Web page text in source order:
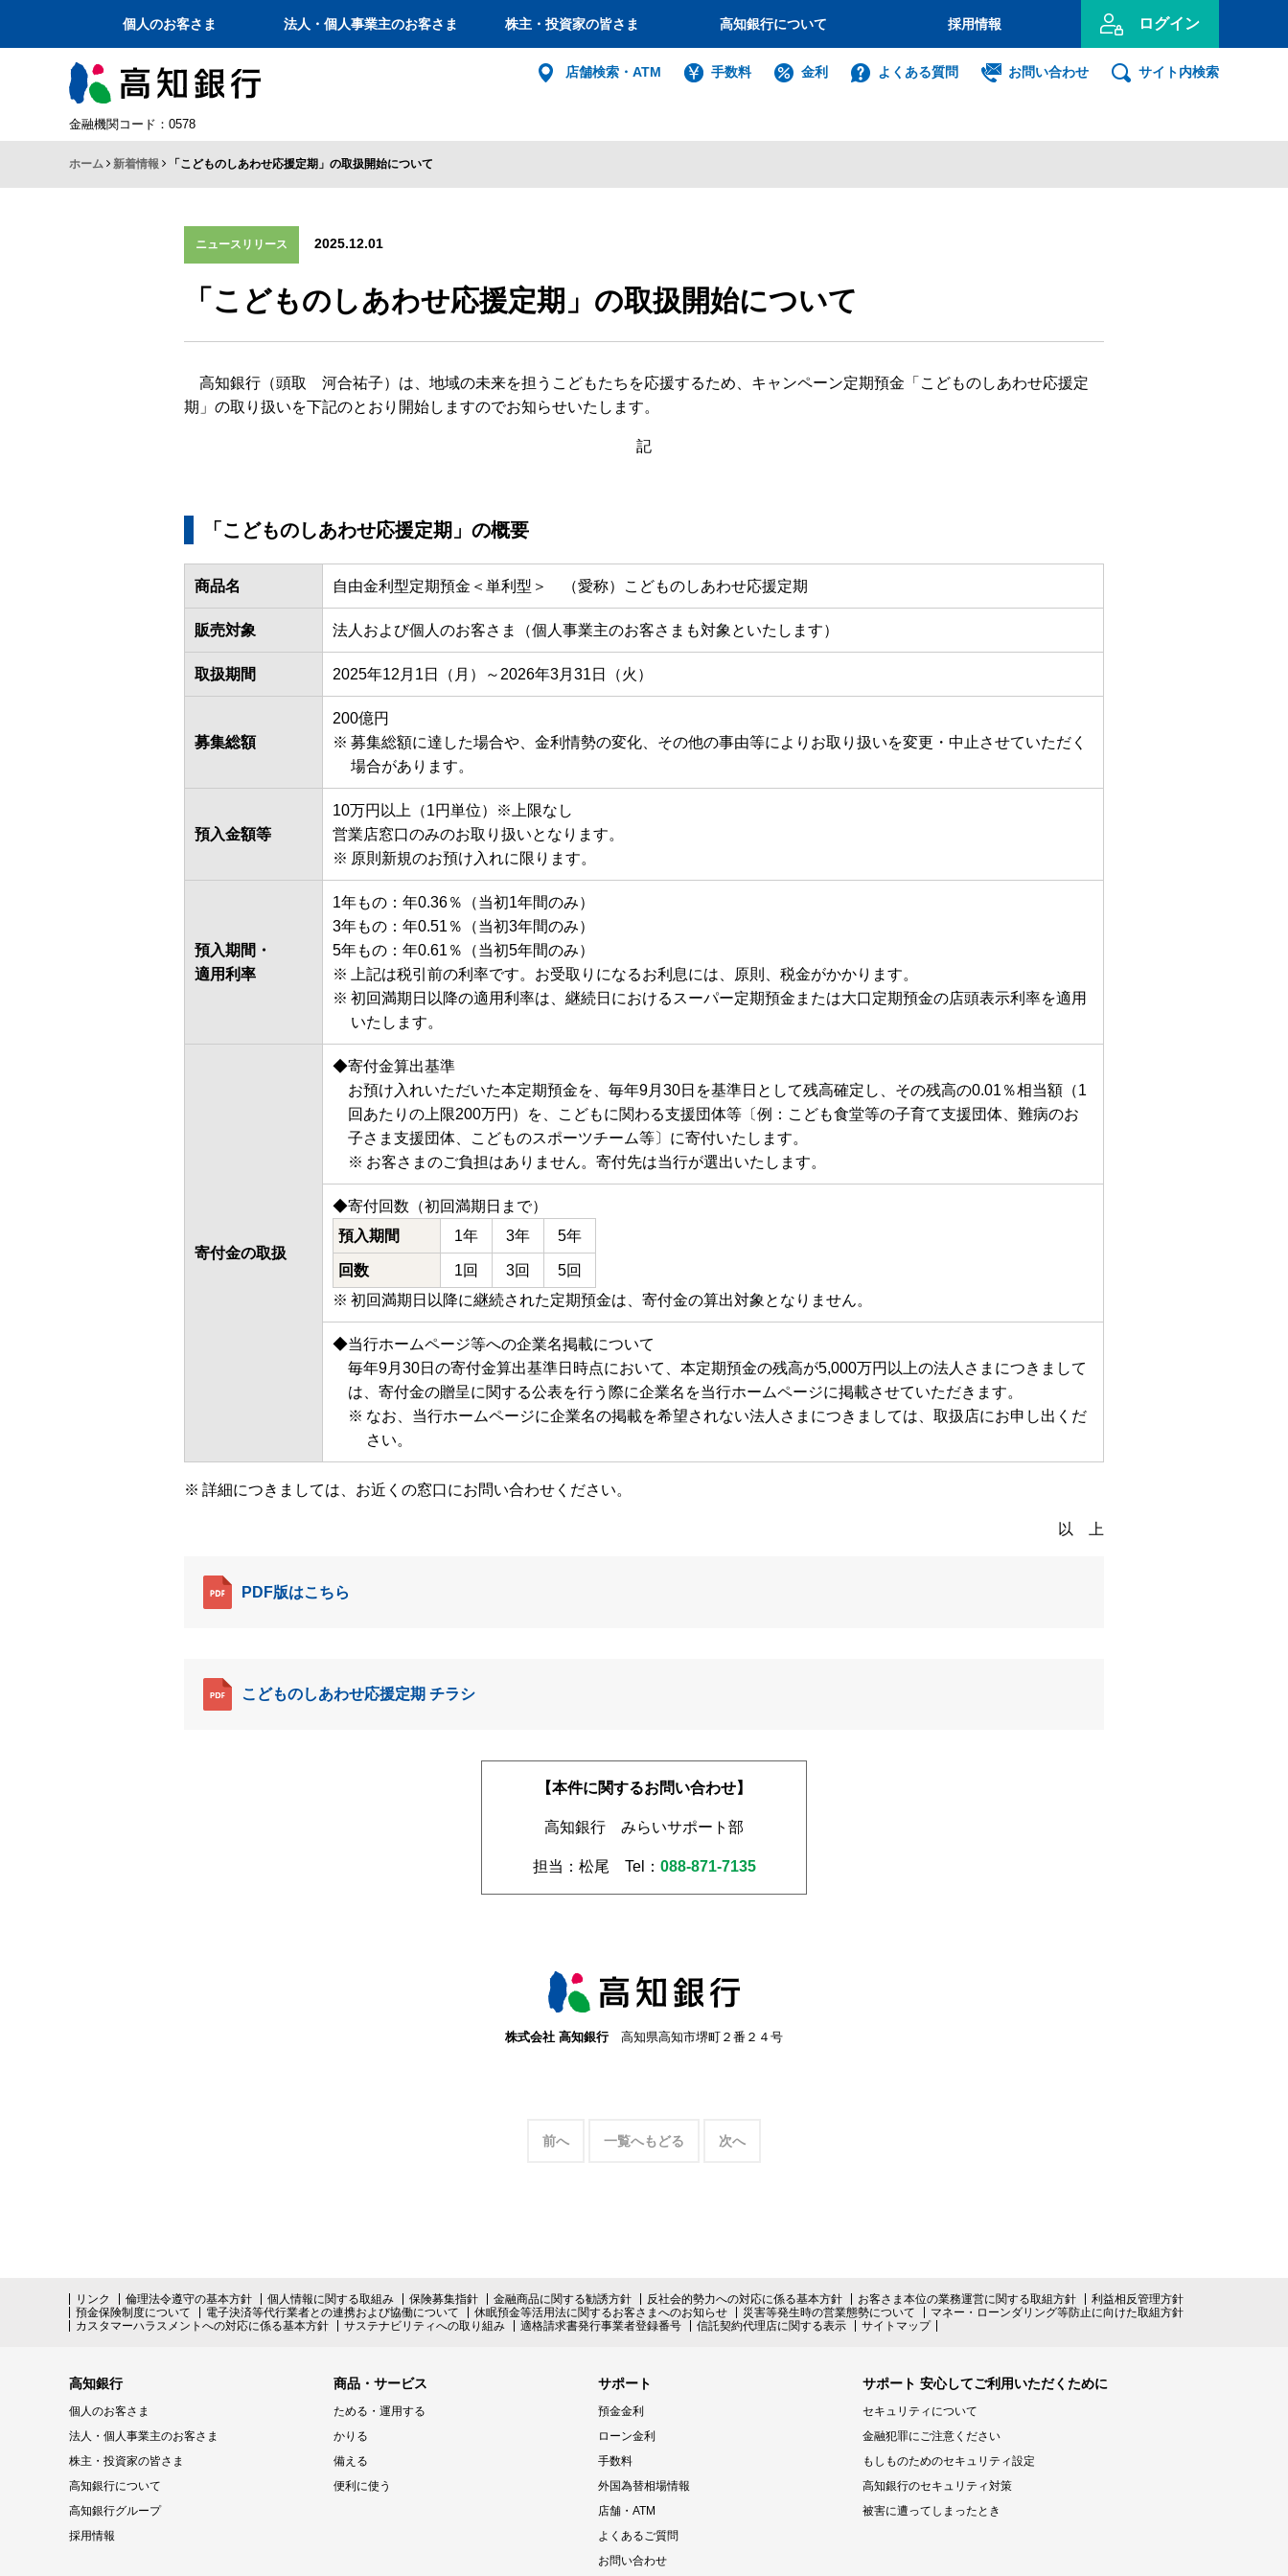
個人のお客さま 法人・個人事業主のお客さま 株主・投資家の皆さま 高知銀行について 採用情報 ログイン
個人のお客さま
バンキング
投資信託
インターネットバンキング利用者ログオン
電子証明書方式
利用者電子証明書取得
ID・暗証番号方式
利用者ログオンについて
外為WEBサービス Kochi Big Advance
金融機関コード：0578
店舗検索・ATM 手数料 金利 よくある質問 お問い合わせ サイト内検索
ホーム 新着情報 「こどものしあわせ応援定期」の取扱開始について
ニュースリリース 2025.12.01
「こどものしあわせ応援定期」の取扱開始について
高知銀行（頭取 河合祐子）は、地域の未来を担うこどもたちを応援するため、キャンペーン定期預金「こどものしあわせ応援定
期」の取り扱いを下記のとおり開始しますのでお知らせいたします。
記
「こどものしあわせ応援定期」の概要
商品名 自由金利型定期預金＜単利型＞ （愛称）こどものしあわせ応援定期
販売対象 法人および個人のお客さま（個人事業主のお客さまも対象といたします）
取扱期間 2025年12月1日（月）～2026年3月31日（火）
募集総額
200億円
募集総額に達した場合や、金利情勢の変化、その他の事由等によりお取り扱いを変更・中止させていただく
場合があります。
預入金額等
10万円以上（1円単位）※上限なし
営業店窓口のみのお取り扱いとなります。
原則新規のお預け入れに限ります。
預入期間・
適用利率
1年もの：年0.36％（当初1年間のみ）
3年もの：年0.51％（当初3年間のみ）
5年もの：年0.61％（当初5年間のみ）
上記は税引前の利率です。お受取りになるお利息には、原則、税金がかかります。
初回満期日以降の適用利率は、継続日におけるスーパー定期預金または大口定期預金の店頭表示利率を適用
いたします。
寄付金の取扱
◆寄付金算出基準
お預け入れいただいた本定期預金を、毎年9月30日を基準日として残高確定し、その残高の0.01％相当額（1
回あたりの上限200万円）を、こどもに関わる支援団体等〔例：こども食堂等の子育て支援団体、難病のお
子さま支援団体、こどものスポーツチーム等〕に寄付いたします。
お客さまのご負担はありません。寄付先は当行が選出いたします。
◆寄付回数（初回満期日まで）
預入期間
1年 3年 5年
回数 1回 3回
5回
初回満期日以降に継続された定期預金は、寄付金の算出対象となりません。
◆当行ホームページ等への企業名掲載について
毎年9月30日の寄付金算出基準日時点において、本定期預金の残高が5,000万円以上の法人さまにつきまして
は、寄付金の贈呈に関する公表を行う際に企業名を当行ホームページに掲載させていただきます。
なお、当行ホームページに企業名の掲載を希望されない法人さまにつきましては、取扱店にお申し出くだ
さい。
詳細につきましては、お近くの窓口にお問い合わせください。
以 上
PDF版はこちら
こどものしあわせ応援定期 チラシ
【本件に関するお問い合わせ】
高知銀行 みらいサポート部
担当：松尾 Tel： 088-871-7135
株式会社 高知銀行高知県高知市堺町２番２４号
前へ 一覧へもどる 次へ
リンク 倫理法令遵守の基本方針 個人情報に関する取組み 保険募集指針 金融商品に関する勧誘方針 反社会的勢力への対応に係る基本方針 お客さま本位の業務運営に関する取組方針
利益相反管理方針
預金保険制度について
電子決済等代行業者との連携および協働について 休眠預金等活用法に関するお客さまへのお知らせ 災害等発生時の営業態勢について
マネー・ローンダリング等防止に向けた取組方針
カスタマーハラスメントへの対応に係る基本方針
サステナビリティへの取り組み 適格請求書発行事業者登録番号 信託契約代理店に関する表示 サイトマップ
高知銀行
個人のお客さま
法人・個人事業主のお客さま
株主・投資家の皆さま
高知銀行について
高知銀行グループ
採用情報
商品・サービス
ためる・運用する
かりる
備える
便利に使う
サポート
預金金利
ローン金利
手数料
外国為替相場情報
店舗・ATM
よくあるご質問
お問い合わせ
サポート 安心してご利用いただくために
セキュリティについて
金融犯罪にご注意ください
もしものためのセキュリティ設定
高知銀行のセキュリティ対策
被害に遭ってしまったとき